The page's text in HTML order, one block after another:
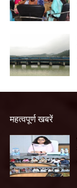
महत्वपूर्ण खबरें